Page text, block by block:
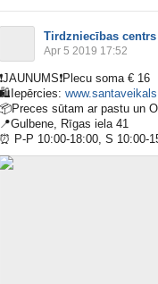
Tirdzniecības centrs
Apr 5 2019 17:52
❗️JAUNUMS❗️Plecu soma € 16
🛍 Iepērcies:
📦Preces sūtam ar pastu un
📍Gulbene, Rīgas iela 41
⏰ P-P 10:00-18:00, S 10:00-